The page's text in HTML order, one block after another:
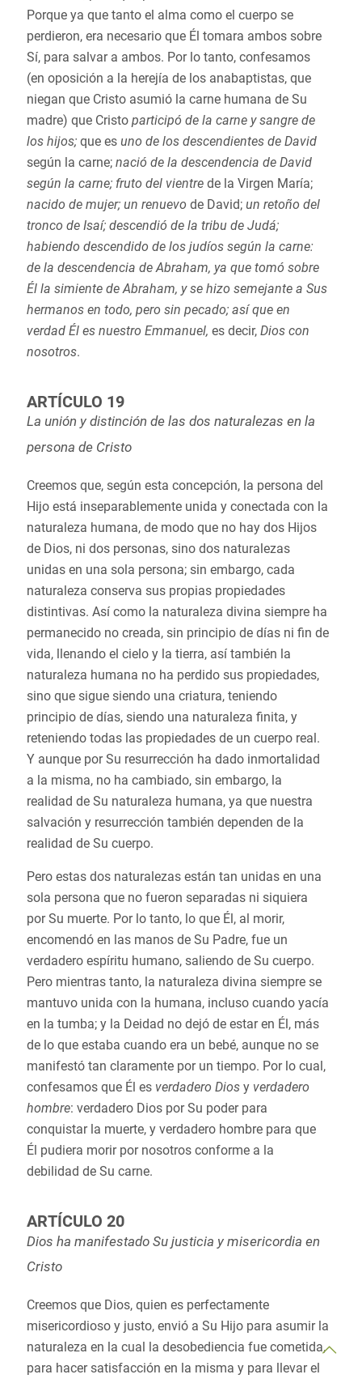
Porque ya que tanto el alma como el cuerpo se
perdieron, era necesario que Él tomara ambos sobre
Sí, para salvar a ambos. Por lo tanto, confesamos
(en oposición a la herejía de los anabaptistas, que
niegan que Cristo asumió la carne humana de Su
madre) que Cristo participó de la carne y sangre de
los hijos; que es uno de los descendientes de David
según la carne; nació de la descendencia de David
según la carne; fruto del vientre de la Virgen María;
nacido de mujer; un renuevo de David; un retoño del
tronco de Isaí; descendió de la tribu de Judá;
habiendo descendido de los judíos según la carne:
de la descendencia de Abraham, ya que tomó sobre
Él la simiente de Abraham, y se hizo semejante a Sus
hermanos en todo, pero sin pecado; así que en
verdad Él es nuestro Emmanuel, es decir, Dios con
nosotros.
ARTÍCULO 19
La unión y distinción de las dos naturalezas en la
persona de Cristo
Creemos que, según esta concepción, la persona del
Hijo está inseparablemente unida y conectada con la
naturaleza humana, de modo que no hay dos Hijos
de Dios, ni dos personas, sino dos naturalezas
unidas en una sola persona; sin embargo, cada
naturaleza conserva sus propias propiedades
distintivas. Así como la naturaleza divina siempre ha
permanecido no creada, sin principio de días ni fin de
vida, llenando el cielo y la tierra, así también la
naturaleza humana no ha perdido sus propiedades,
sino que sigue siendo una criatura, teniendo
principio de días, siendo una naturaleza finita, y
reteniendo todas las propiedades de un cuerpo real.
Y aunque por Su resurrección ha dado inmortalidad
a la misma, no ha cambiado, sin embargo, la
realidad de Su naturaleza humana, ya que nuestra
salvación y resurrección también dependen de la
realidad de Su cuerpo.
Pero estas dos naturalezas están tan unidas en una
sola persona que no fueron separadas ni siquiera
por Su muerte. Por lo tanto, lo que Él, al morir,
encomendó en las manos de Su Padre, fue un
verdadero espíritu humano, saliendo de Su cuerpo.
Pero mientras tanto, la naturaleza divina siempre se
mantuvo unida con la humana, incluso cuando yacía
en la tumba; y la Deidad no dejó de estar en Él, más
de lo que estaba cuando era un bebé, aunque no se
manifestó tan claramente por un tiempo. Por lo cual,
confesamos que Él es verdadero Dios y verdadero
hombre: verdadero Dios por Su poder para
conquistar la muerte, y verdadero hombre para que
Él pudiera morir por nosotros conforme a la
debilidad de Su carne.
ARTÍCULO 20
Dios ha manifestado Su justicia y misericordia en
Cristo
Creemos que Dios, quien es perfectamente
misericordioso y justo, envió a Su Hijo para asumir la
naturaleza en la cual la desobediencia fue cometida,
para hacer satisfacción en la misma y para llevar el